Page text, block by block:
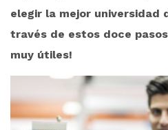
elegir la mejor universidad
través de estos doce
muy útiles!